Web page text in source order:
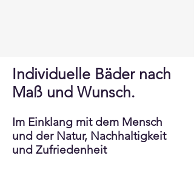
Individuelle Bäder nach
Maß und Wunsch.
Im Einklang mit dem Mensch
und der Natur, Nachhaltigkeit
und Zufriedenheit